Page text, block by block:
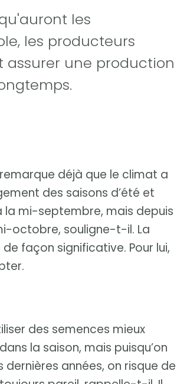
les
les producteurs
assurer une production
remarque déjà que le climat a
des saisons d’été et
la mi-septembre, mais depuis
octobre, souligne-t-il. La
façon significative. Pour lui,
des semences mieux
la saison, mais puisqu’on
dernières années, on risque de